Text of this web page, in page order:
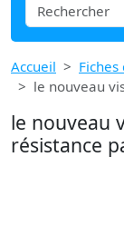
Accueil
le nouveau
le nouveau
résistance